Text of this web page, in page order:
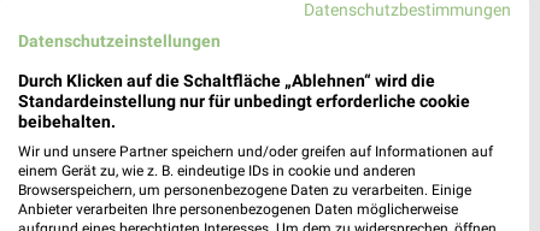
Jetzt alle "Für Heimwerker" Themen entdecken!
Datenschutzbestimmungen
Datenschutzeinstellungen
Durch Klicken auf die Schaltfläche „Ablehnen“ wird die
Standardeinstellung nur für unbedingt erforderliche cookie
beibehalten.
Wir und unsere Partner speichern und/oder greifen auf Informationen auf
einem Gerät zu, wie z. B. eindeutige IDs in cookie und anderen
Browserspeichern, um personenbezogene Daten zu verarbeiten. Einige
Anbieter verarbeiten Ihre personenbezogenen Daten möglicherweise